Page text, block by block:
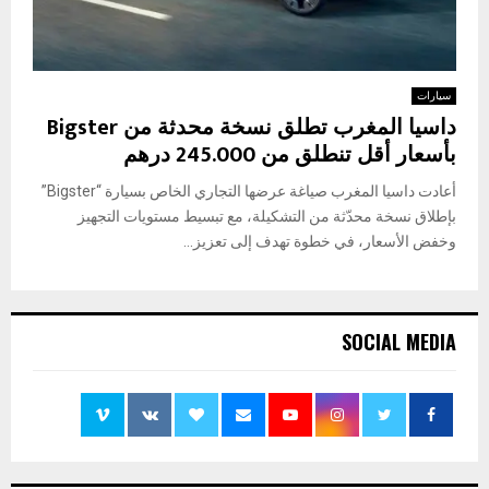
سيارات
داسيا المغرب تطلق نسخة محدثة من Bigster
بأسعار أقل تنطلق من 245.000 درهم
أعادت داسيا المغرب صياغة عرضها التجاري الخاص بسيارة “Bigster”
بإطلاق نسخة محدّثة من التشكيلة، مع تبسيط مستويات التجهيز
وخفض الأسعار، في خطوة تهدف إلى تعزيز...
SOCIAL MEDIA